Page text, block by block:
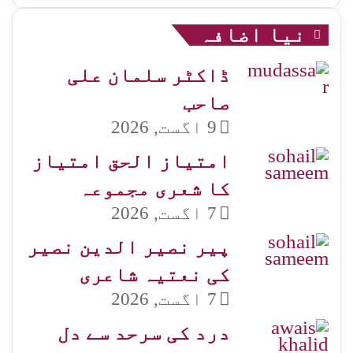
نیا اضافہ
ڈاکٹر سلمان علی
صاحب
9 اگست, 2026
امتیاز الحق امتیاز
کا شعری مجموعہ
7 اگست, 2026
پیر نصیر الدین نصیر
کی نعتیہ شاعری
7 اگست, 2026
درد کی سرحد سے دل